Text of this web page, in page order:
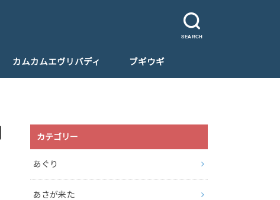
SEARCH
カムカムエヴリバディ ブギウギ
カテゴリー
あぐり
あさが来た